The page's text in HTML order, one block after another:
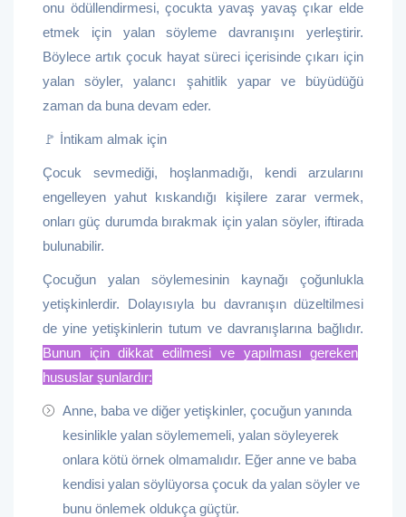
onu ödüllendirmesi, çocukta yavaş yavaş çıkar elde
etmek için yalan söyleme davranışını yerleştirir.
Böylece artık çocuk hayat süreci içerisinde çıkarı için
yalan söyler, yalancı şahitlik yapar ve büyüdüğü
zaman da buna devam eder.
🚩 İntikam almak için
Çocuk sevmediği, hoşlanmadığı, kendi arzularını
engelleyen yahut kıskandığı kişilere zarar vermek,
onları güç durumda bırakmak için yalan söyler, iftirada
bulunabilir.
Çocuğun yalan söylemesinin kaynağı çoğunlukla
yetişkinlerdir. Dolayısıyla bu davranışın düzeltilmesi
de yine yetişkinlerin tutum ve davranışlarına bağlıdır.
Bunun için dikkat edilmesi ve yapılması gereken
hususlar şunlardır:
Anne, baba ve diğer yetişkinler, çocuğun yanında
kesinlikle yalan söylememeli, yalan söyleyerek
onlara kötü örnek olmamalıdır. Eğer anne ve baba
kendisi yalan söylüyorsa çocuk da yalan söyler ve
bunu önlemek oldukça güçtür.